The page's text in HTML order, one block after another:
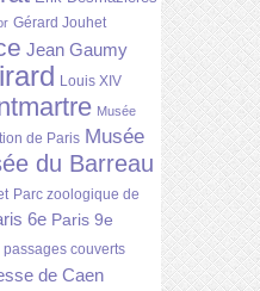
Gérard Jouhet
Jean Gaumy
Louis XIV
Musée
de Paris Musée
du Barreau
Parc zoologique de
6e Paris 9e
passages couverts
de Caen